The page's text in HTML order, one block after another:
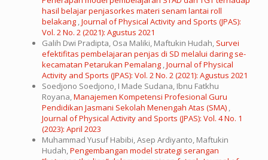
hasil belajar penjasorkes materi senam lantai roll
belakang ,Journal of Physical Activity and Sports (JPAS):
Vol. 2 No. 2 (2021): Agustus 2021
Galih Dwi Pradipta, Osa Maliki, Maftukin Hudah, Survei
efektifitas pembelajaran penjas di SD melalui daring se-
kecamatan Petarukan Pemalang ,Journal of Physical
Activity and Sports (JPAS): Vol. 2 No. 2 (2021): Agustus 2021
Soedjono Soedjono, I Made Sudana, Ibnu Fatkhu
Royana,Manajemen Kompetensi Profesional Guru
Pendidikan Jasmani Sekolah Menengah Atas (SMA) ,
Journal of Physical Activity and Sports (JPAS): Vol. 4 No. 1
(2023): April 2023
Muhammad Yusuf Habibi, Asep Ardiyanto, Maftukin
Hudah,Pengembangan model strategi serangan